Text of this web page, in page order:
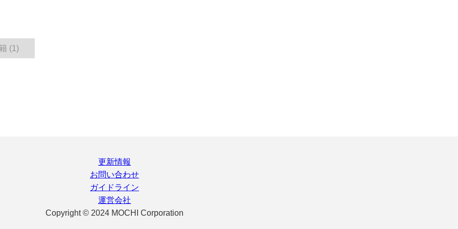
(1)
更新情報
お問い合わせ
ガイドライン
運営会社
Copyright © 2024 MOCHI Corporation